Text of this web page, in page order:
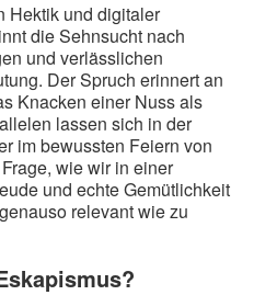
Hektik und digitaler
die Sehnsucht nach
und verlässlichen
Der Spruch erinnert an
Knacken einer Nuss als
lassen sich in der
im bewussten Feiern von
wie wir in einer
und echte Gemütlichkeit
relevant wie zu